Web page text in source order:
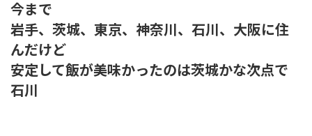
今まで
岩手、茨城、東京、神奈川、石川、大阪に住
んだけど
安定して飯が美味かったのは茨城かな次点で
石川